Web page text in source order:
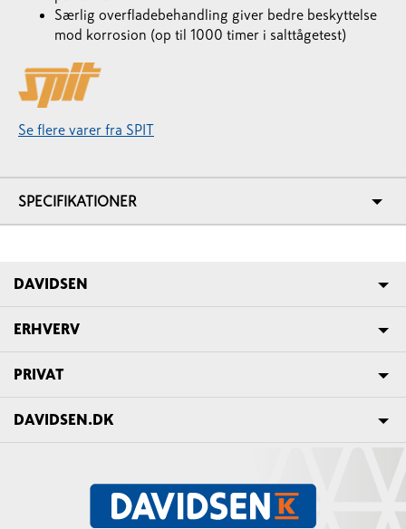
Særlig overfladebehandling giver bedre beskyttelse
mod korrosion (op til 1000 timer i salttågetest)
Se flere varer fra SPIT
SPECIFIKATIONER
DAVIDSEN
ERHVERV
PRIVAT
DAVIDSEN.DK